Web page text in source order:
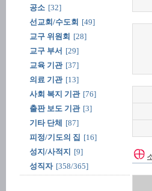
공소 [32]
선교회/수도회 [49]
교구 위원회 [28]
교구 부서 [29]
교육 기관 [37]
의료 기관 [13]
사회 복지 기관 [76]
출판 보도 기관 [3]
기타 단체
[87]
피정/기도의 집 [16]
성지/사적지
[9]
성직자 [358/365]